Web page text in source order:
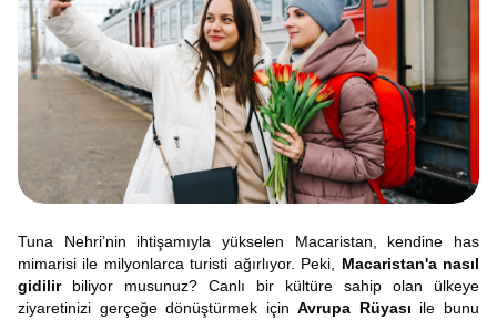
Tuna Nehri’nin ihtişamıyla yükselen Macaristan, kendine has
mimarisi ile milyonlarca turisti ağırlıyor. Peki, Macaristan'a nasıl
gidilirbiliyor musunuz? Canlı bir kültüre sahip olan ülkeye
ziyaretinizi gerçeğe dönüştürmek içinAvrupa Rüyası ile bunu